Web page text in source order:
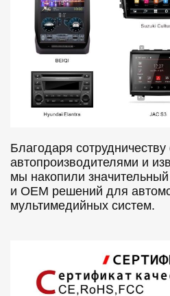
Благодаря
автопроизводителями и
мы накопили
и OEM решений для
мультимедийных систем.